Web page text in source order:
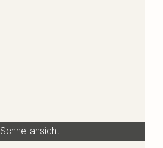
Schnellansicht